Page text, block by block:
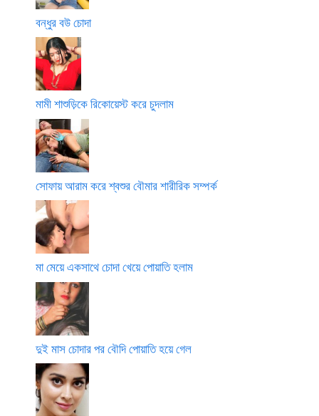
বন্ধুর বউ চোদা
মামী শাশুড়িকে রিকোয়েস্ট করে চুদলাম
সোফায় আরাম করে শ্বশুর বৌমার শারীরিক সম্পর্ক
মা মেয়ে একসাথে চোদা খেয়ে পোয়াতি হলাম
দুই মাস চোদার পর বৌদি পোয়াতি হয়ে গেল